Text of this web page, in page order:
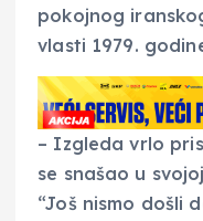
pokojnog
vlasti 1979.
– Izgleda vrlo
se snašao u
“Još nismo došli